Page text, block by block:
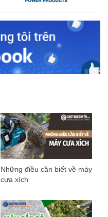
Những điều cần biết về máy
cưa xích